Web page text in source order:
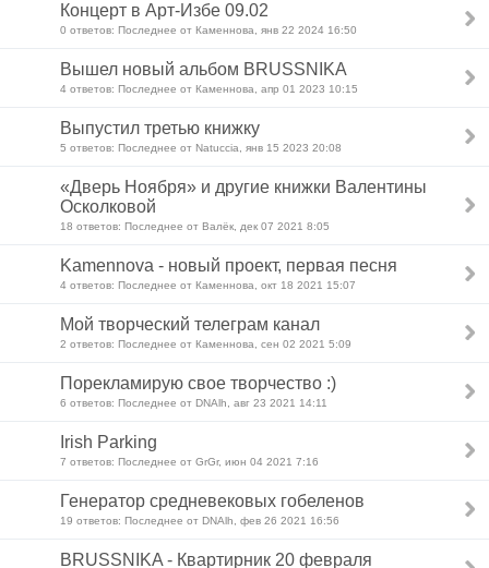
Концерт в Арт-Избе 09.02
0 ответов: Последнее от Каменнова, янв 22 2024 16:50
Вышел новый альбом BRUSSNIKA
4 ответов: Последнее от Каменнова, апр 01 2023 10:15
Выпустил третью книжку
5 ответов: Последнее от Natuccia, янв 15 2023 20:08
«Дверь Ноября» и другие книжки Валентины
Осколковой
18 ответов: Последнее от Валёк, дек 07 2021 8:05
Kamennova - новый проект, первая песня
4 ответов: Последнее от Каменнова, окт 18 2021 15:07
Мой творческий телеграм канал
2 ответов: Последнее от Каменнова, сен 02 2021 5:09
Порекламирую свое творчество :)
6 ответов: Последнее от DNAlh, авг 23 2021 14:11
Irish Parking
7 ответов: Последнее от GrGr, июн 04 2021 7:16
Генератор средневековых гобеленов
19 ответов: Последнее от DNAlh, фев 26 2021 16:56
BRUSSNIKA - Квартирник 20 февраля